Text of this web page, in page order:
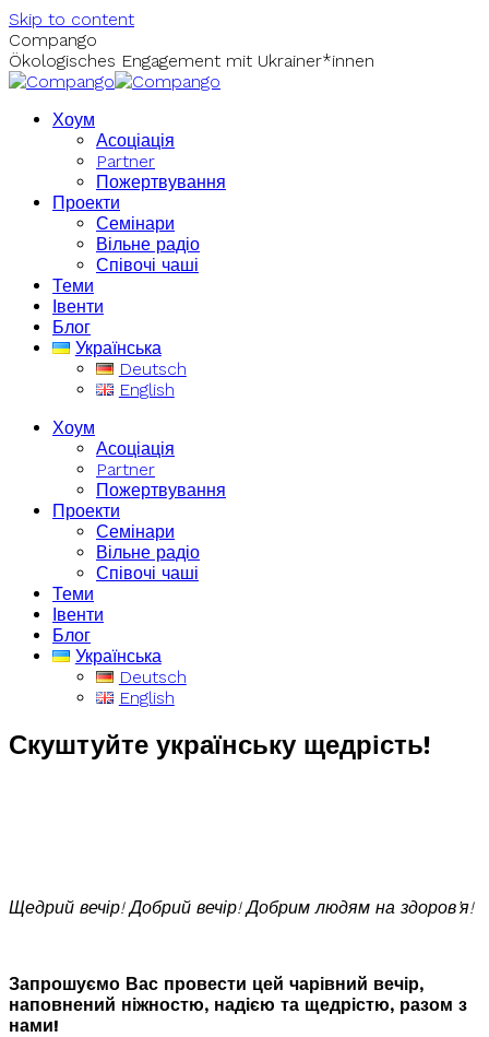
Skip to content
Compango
Ökologisches Engagement mit Ukrainer*innen
Хоум
Асоціація
Partner
Пожертвування
Проекти
Семінари
Вільне радіо
Співочі чаші
Теми
Івенти
Блог
Українська
Deutsch
English
Хоум
Асоціація
Partner
Пожертвування
Проекти
Семінари
Вільне радіо
Співочі чаші
Теми
Івенти
Блог
Українська
Deutsch
English
Скуштуйте українську щедрість!
Щедрий вечір! Добрий вечір! Добрим людям на здоров’я!
Запрошуємо Вас провести цей чарівний вечір,
наповнений ніжностю, надією та щедрістю, разом з
нами!